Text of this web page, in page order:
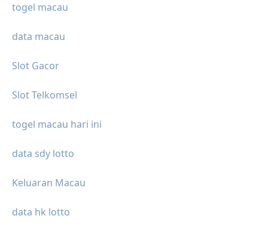
togel macau
data macau
Slot Gacor
Slot Telkomsel
togel macau hari ini
data sdy lotto
Keluaran Macau
data hk lotto